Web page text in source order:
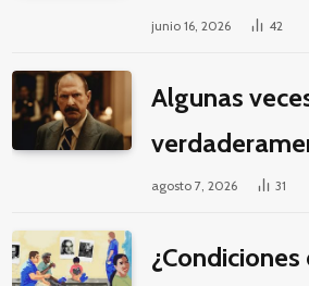
junio 16, 2026 42
Algunas
pasar horas y
agosto 7, 2026 31